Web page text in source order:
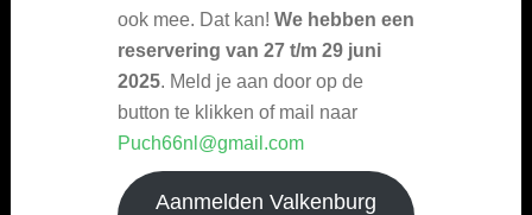
ook mee. Dat kan! We hebben een
reservering van 27 t/m 29 juni
2025. Meld je aan door op de
button te klikken of mail naar
Puch66nl@gmail.com
Aanmelden Valkenburg